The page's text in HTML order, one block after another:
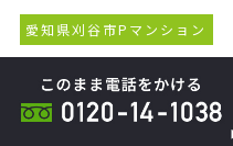
愛知県刈谷市Pマンション
ンション』